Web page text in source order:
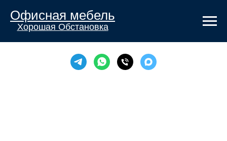
Офисная мебель
Хорошая Обстановка